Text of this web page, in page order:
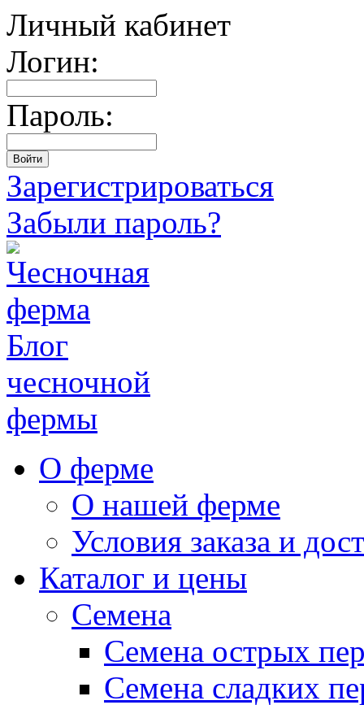
Личный кабинет
Логин:
Пароль:
Зарегистрироваться
Забыли пароль?
Блог
чесночной
фермы
О ферме
О нашей ферме
Условия заказа и
Каталог и цены
Семена
Семена острых
Семена сладких